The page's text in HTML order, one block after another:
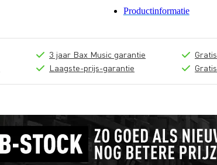
Productinformatie
3 jaar Bax Music garantie
Laagste-prijs-garantie